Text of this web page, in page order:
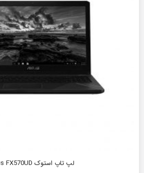
لپ تاپ استوک Asus FX570UD